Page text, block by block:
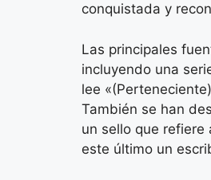
conquistada y
Las principales
incluyendo una
lee
También se han
un sello que refiere
este último un